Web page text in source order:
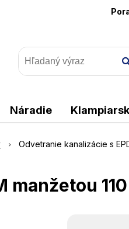
Náradie
Odvetranie kanalizácie s
manžetou 110